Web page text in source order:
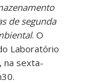
de segunda
. O
Laboratório
na sexta-